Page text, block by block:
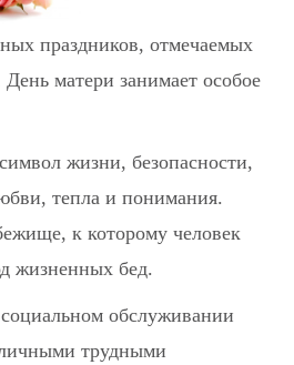
праздников, отмечаемых
матери занимает особое
жизни, безопасности,
тепла и понимания.
к которому человек
жизненных бед.
обслуживании
трудными